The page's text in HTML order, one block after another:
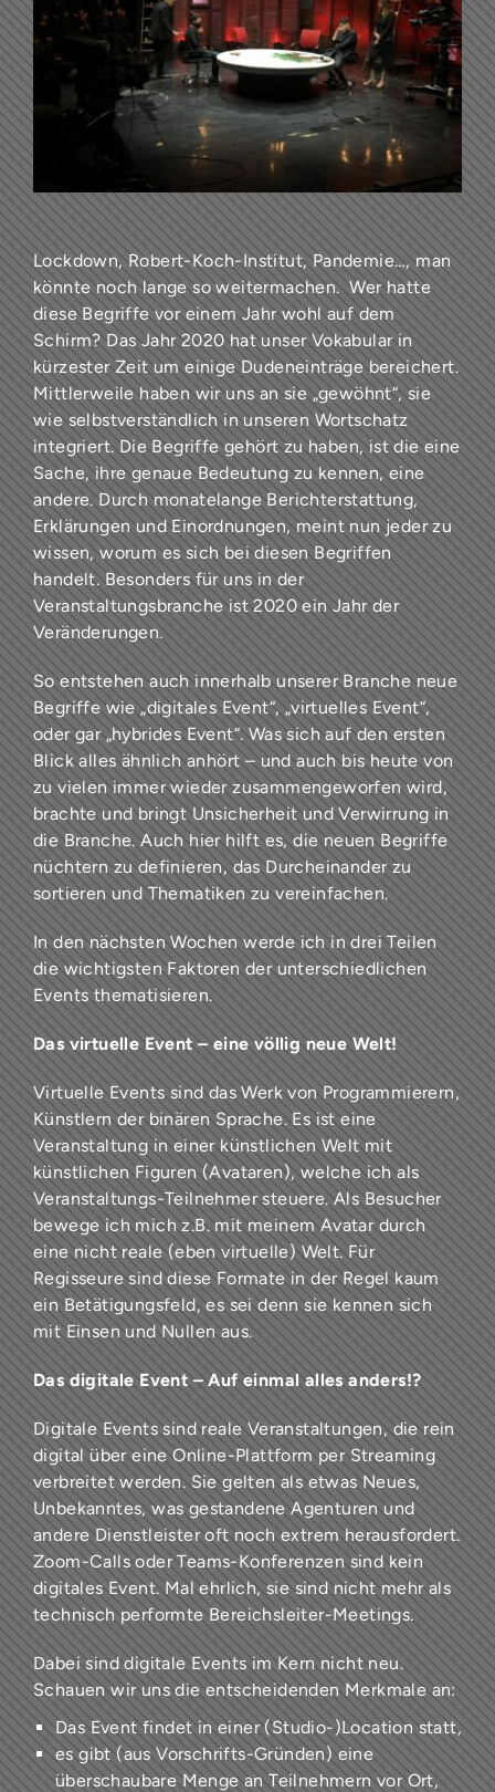
Lockdown, Robert-Koch-Institut, Pandemie…, man
könnte noch lange so weitermachen. Wer hatte
diese Begriffe vor einem Jahr wohl auf dem
Schirm? Das Jahr 2020 hat unser Vokabular in
kürzester Zeit um einige Dudeneinträge bereichert.
Mittlerweile haben wir uns an sie „gewöhnt“, sie
wie selbstverständlich in unseren Wortschatz
integriert. Die Begriffe gehört zu haben, ist die eine
Sache, ihre genaue Bedeutung zu kennen, eine
andere. Durch monatelange Berichterstattung,
Erklärungen und Einordnungen, meint nun jeder zu
wissen, worum es sich bei diesen Begriffen
handelt. Besonders für uns in der
Veranstaltungsbranche ist 2020 ein Jahr der
Veränderungen.
So entstehen auch innerhalb unserer Branche neue
Begriffe wie „digitales Event“, „virtuelles Event“,
oder gar „hybrides Event“. Was sich auf den ersten
Blick alles ähnlich anhört – und auch bis heute von
zu vielen immer wieder zusammengeworfen wird,
brachte und bringt Unsicherheit und Verwirrung in
die Branche. Auch hier hilft es, die neuen Begriffe
nüchtern zu definieren, das Durcheinander zu
sortieren und Thematiken zu vereinfachen.
In den nächsten Wochen werde ich in drei Teilen
die wichtigsten Faktoren der unterschiedlichen
Events thematisieren.
Das virtuelle Event – eine völlig neue Welt!
Virtuelle Events sind das Werk von Programmierern,
Künstlern der binären Sprache. Es ist eine
Veranstaltung in einer künstlichen Welt mit
künstlichen Figuren (Avataren), welche ich als
Veranstaltungs-Teilnehmer steuere. Als Besucher
bewege ich mich z.B. mit meinem Avatar durch
eine nicht reale (eben virtuelle) Welt. Für
Regisseure sind diese Formate in der Regel kaum
ein Betätigungsfeld, es sei denn sie kennen sich
mit Einsen und Nullen aus.
Das digitale Event – Auf einmal alles anders!?
Digitale Events sind reale Veranstaltungen, die rein
digital über eine Online-Plattform per Streaming
verbreitet werden. Sie gelten als etwas Neues,
Unbekanntes, was gestandene Agenturen und
andere Dienstleister oft noch extrem herausfordert.
Zoom-Calls oder Teams-Konferenzen sind kein
digitales Event. Mal ehrlich, sie sind nicht mehr als
technisch performte Bereichsleiter-Meetings.
Dabei sind digitale Events im Kern nicht neu.
Schauen wir uns die entscheidenden Merkmale an:
Das Event findet in einer (Studio-)Location statt,
es gibt (aus Vorschrifts-Gründen) eine
überschaubare Menge an Teilnehmern vor Ort,